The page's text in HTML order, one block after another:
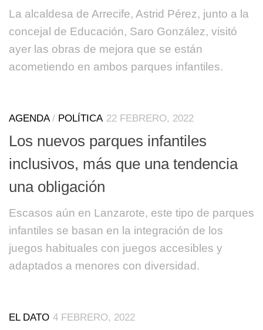
La alcaldesa de Arrecife, Astrid Pérez, junto a la
concejal de Educación, Saro González, visitó
ayer las obras de mejora que se están
acometiendo en ambos parques infantiles.
AGENDA/ POLÍTICA 22 FEBRERO, 2022
Los nuevos parques infantiles
inclusivos, más que una tendencia
una obligación
Escasos aún en Lanzarote, este tipo de parques
infantiles se basan en la integración de los
juegos habituales con juegos accesibles y
adaptados a menores con diversidad.
EL DATO 4 FEBRERO, 2022